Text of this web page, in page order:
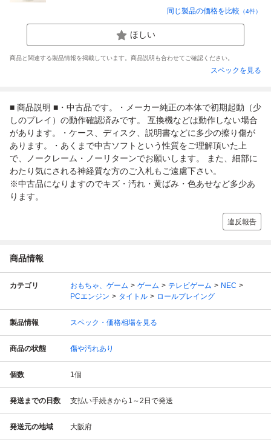
同じ製品の価格を比較 （4件）
ほしい
商品と関連する製品情報を掲載しています。商品説明も合わせてご確認ください。
スペックを見る
■ 商品説明 ■・中古品です。・メーカー純正の本体で初期起動（少
しのプレイ）の動作確認済みです。 互換機などは動作しない場合
があります。・ケース、ディスク、説明書などに多少の擦り傷が
あります。・あくまで中古ソフトという性質をご理解頂いた上
で、ノークレーム・ノーリターンでお願いします。 また、細部に
わたり気にされる神経質な方のご入札もご遠慮下さい。
※中古品になりますのでキズ・汚れ・黄ばみ・色あせなど多少あ
ります。
違反報告
商品情報
カテゴリ おもちゃ、ゲーム ゲーム テレビゲーム
NEC
PCエンジン
タイトル ロールプレイング
製品情報 スペック・価格相場を見る
商品の状態 傷や汚れあり
個数 1個
発送までの日数 支払い手続きから1～2日で発送
発送元の地域 大阪府